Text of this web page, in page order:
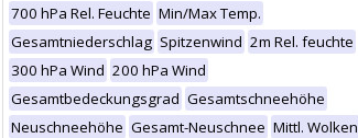
700 hPa Rel. Feuchte Min/Max Temp.
Gesamtniederschlag Spitzenwind 2m Rel. feuchte
300 hPa Wind 200 hPa Wind
Gesamtbedeckungsgrad Gesamtschneehöhe
Neuschneehöhe Gesamt-Neuschnee Mittl. Wolken